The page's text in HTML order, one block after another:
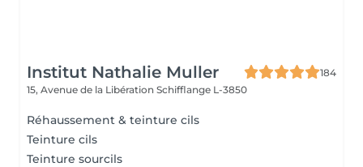
Institut Nathalie Muller
184
15, Avenue de la Libération Schifflange L-3850
Réhaussement & teinture cils
Teinture cils
Teinture sourcils